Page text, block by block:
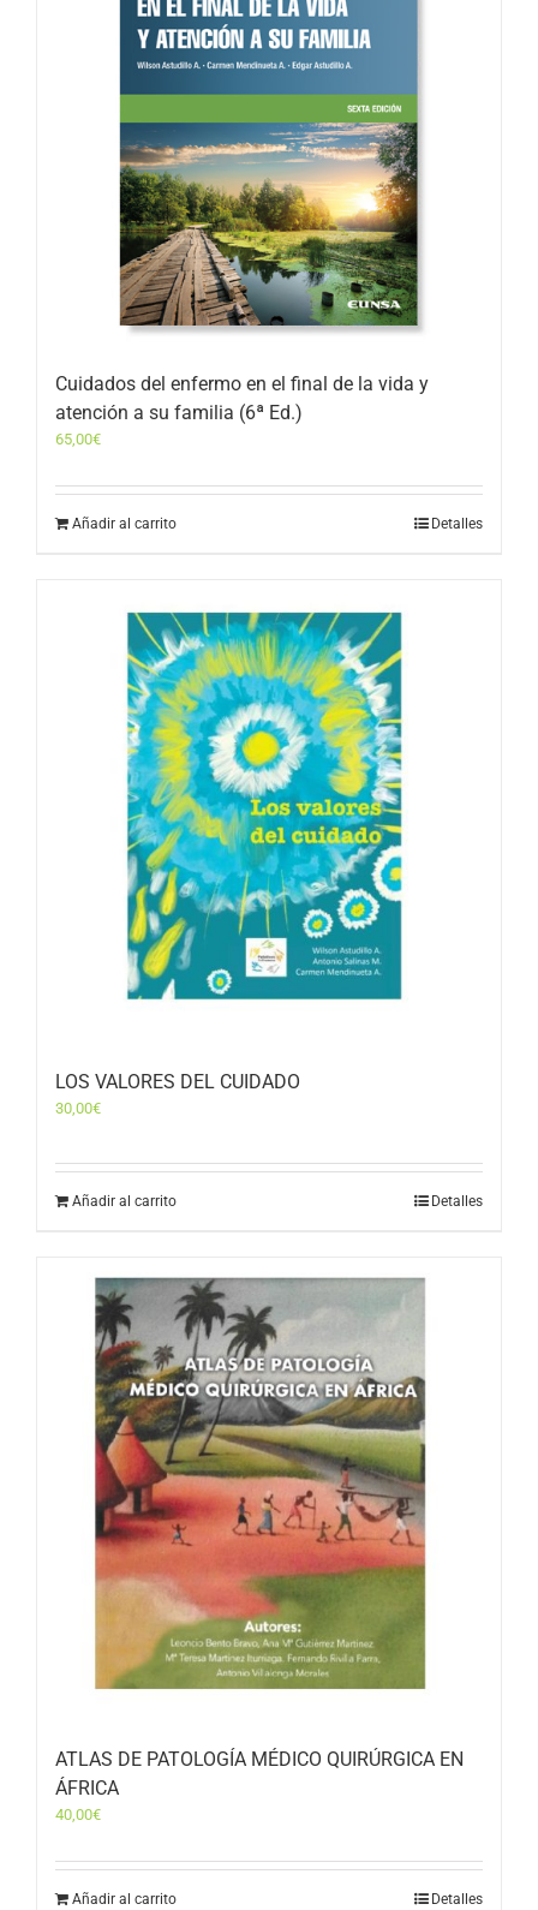
Cuidados del enfermo en el final de la vida y
atención a su familia (6ª Ed.)
65,00€
Añadir al carrito Detalles
LOS VALORES DEL CUIDADO
30,00€
Añadir al carrito Detalles
ATLAS DE PATOLOGÍA MÉDICO QUIRÚRGICA EN
ÁFRICA
40,00€
Añadir al carrito Detalles